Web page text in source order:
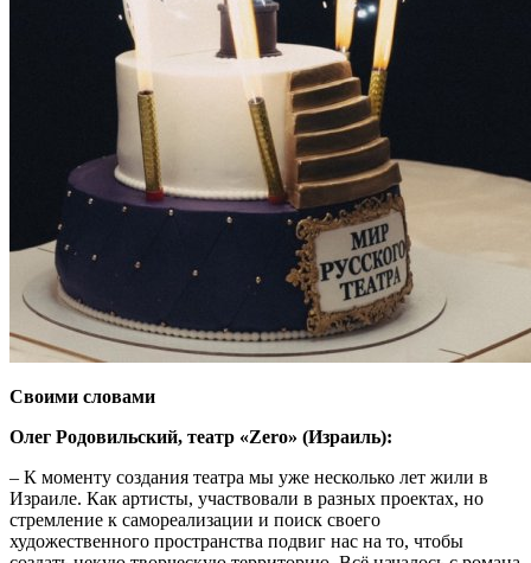
Своими словами
Олег Родовильский, театр «Zero» (Израиль):
– К моменту создания театра мы уже несколько лет жили в
Израиле. Как артисты, участвовали в разных проектах, но
стремление к самореализации и поиск своего
художественного пространства подвиг нас на то, чтобы